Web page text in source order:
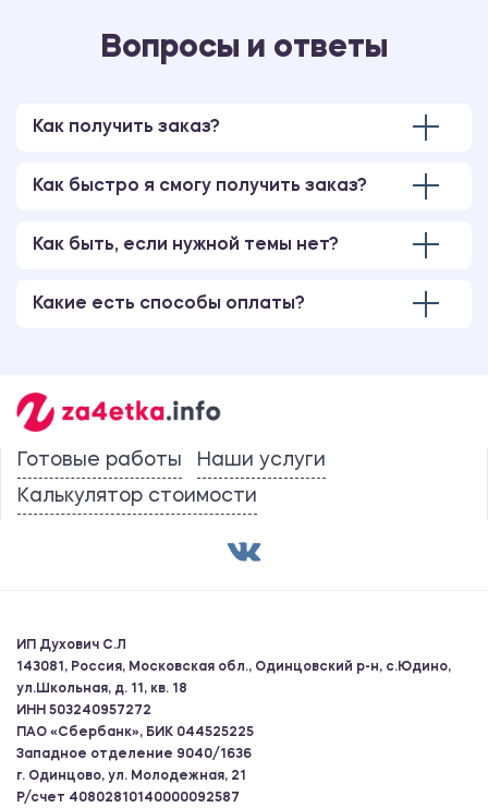
Вопросы и ответы
Как получить заказ?
Как быстро я смогу получить заказ?
Как быть, если нужной темы нет?
Какие есть способы оплаты?
Готовые работы
Наши услуги
Калькулятор стоимости
ИП Духович С.Л
143081, Россия, Московская обл., Одинцовский р-н, с.Юдино,
ул.Школьная, д. 11, кв. 18
ИНН 503240957272
ПАО «Сбербанк», БИК 044525225
Западное отделение 9040/1636
г. Одинцово, ул. Молодежная, 21
Р/счет 40802810140000092587